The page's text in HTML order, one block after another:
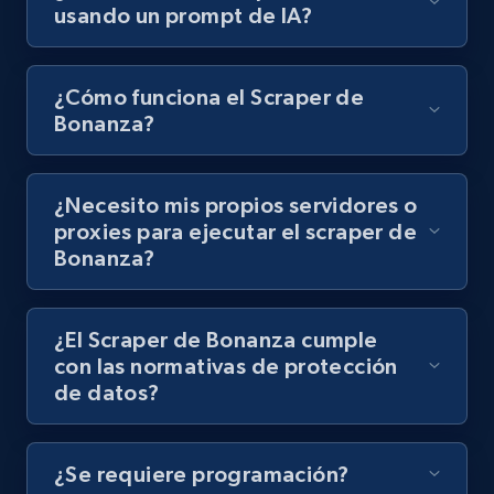
by Explore page URL
URL, Title, Youtuber, Youtuber md5, Video url,
Video length, Likes, Views, and more.
8K+ 713+ Prueba gratuita
Youtube - Videos posts - Discovery videos
by podcast url
Video length, Likes, Views, and more.
usando un prompt de IA?
¿Cómo funciona el Scraper de
Bonanza?
¿Necesito mis propios servidores o
proxies para ejecutar el scraper de
Bonanza?
¿El Scraper de Bonanza cumple
con las normativas de protección
de datos?
¿Se requiere programación?